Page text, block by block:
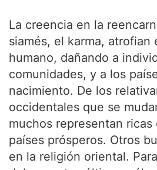
La creencia en la
siamés, el karma, atrofian
humano, dañando a
comunidades, y a los
nacimiento. De los
occidentales que se
muchos representan
países prósperos. Otros
en la religión oriental.